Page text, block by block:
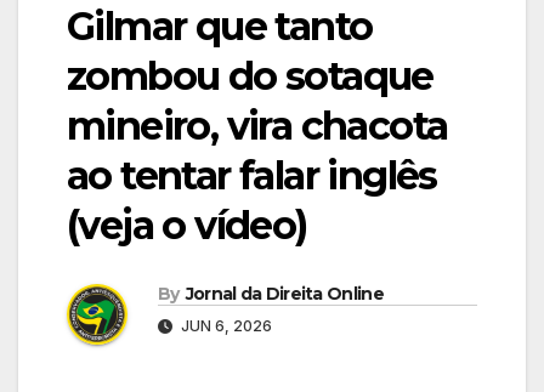
Gilmar que tanto
zombou do sotaque
mineiro, vira chacota
ao tentar falar inglês
(veja o vídeo)
By Jornal da Direita Online
JUN 6, 2026